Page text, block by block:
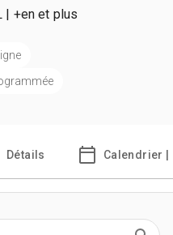
| +en et plus
Détails Calendrier |